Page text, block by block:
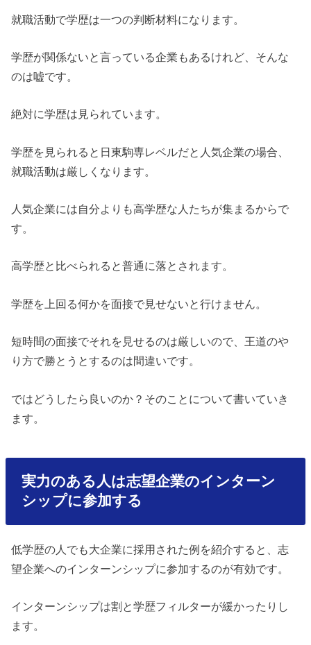
就職活動で学歴は一つの判断材料になります。
学歴が関係ないと言っている企業もあるけれど、そんな
のは嘘です。
絶対に学歴は見られています。
学歴を見られると日東駒専レベルだと人気企業の場合、
就職活動は厳しくなります。
人気企業には自分よりも高学歴な人たちが集まるからで
す。
高学歴と比べられると普通に落とされます。
学歴を上回る何かを面接で見せないと行けません。
短時間の面接でそれを見せるのは厳しいので、王道のや
り方で勝とうとするのは間違いです。
ではどうしたら良いのか？そのことについて書いていき
ます。
実力のある人は志望企業のインターン
シップに参加する
低学歴の人でも大企業に採用された例を紹介すると、志
望企業へのインターンシップに参加するのが有効です。
インターンシップは割と学歴フィルターが緩かったりし
ます。